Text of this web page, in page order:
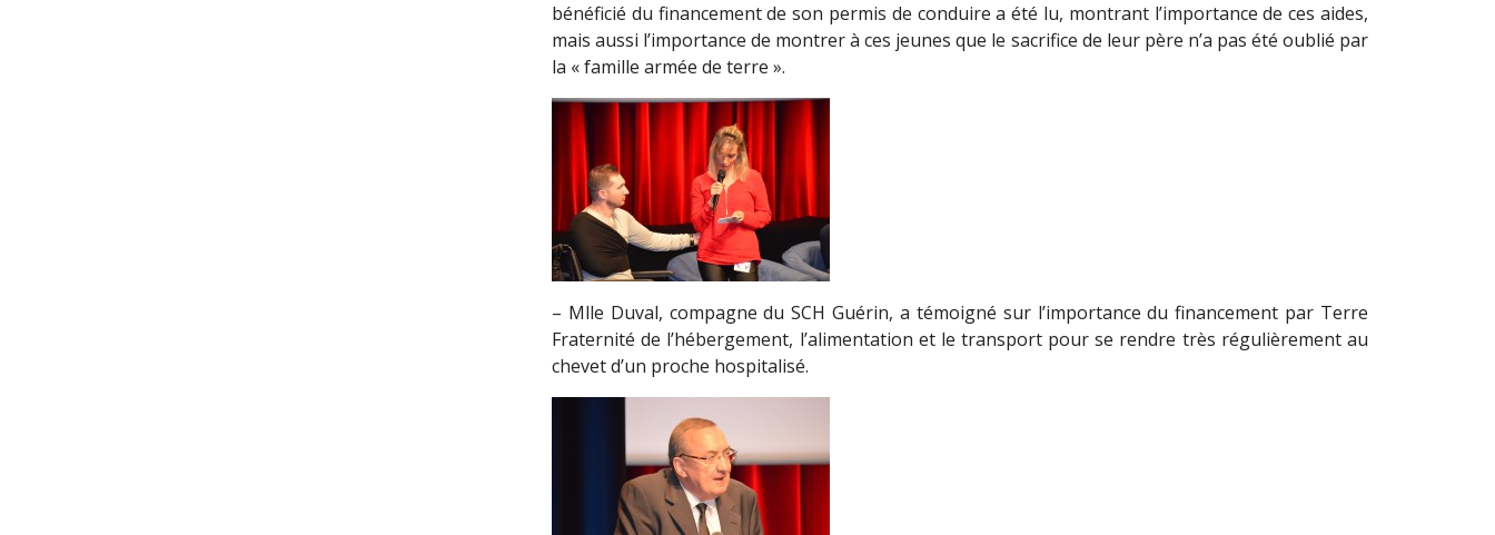
bénéficié du financement de son permis de conduire a été lu, montrant l’importance de ces aides,
mais aussi l’importance de montrer à ces jeunes que le sacrifice de leur père n’a pas été oublié par
la « famille armée de terre ».
– Mlle Duval, compagne du SCH Guérin, a témoigné sur l’importance du financement par Terre
Fraternité de l’hébergement, l’alimentation et le transport pour se rendre très régulièrement au
chevet d’un proche hospitalisé.